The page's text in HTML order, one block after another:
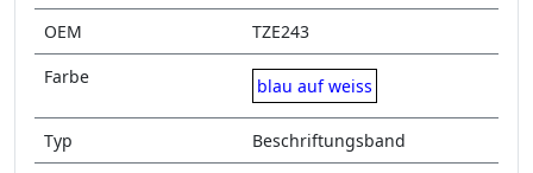
OEM
TZE243
Farbe
blau auf weiss
Typ
Beschriftungsband